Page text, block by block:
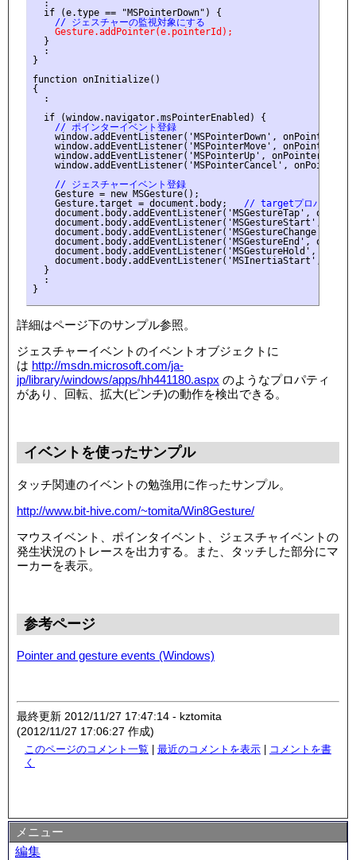
  :
    // ジェスチャーの監視対象にする
    Gesture.addPointer(e.pointerId);
  }
  :
}
function onInitialize()
{
  :
    // ポインターイベント登録
window.addEventListener('MSPointerDown',
window.addEventListener('MSPointerMove',
window.addEventListener('MSPointerUp',
window.addEventListener('MSPointerCancel',
    // ジェスチャーイベント登録
    Gesture = new MSGesture();
    Gesture.target = document.body;
// targetプロパティを
document.body.addEventListener('MSGestureTap',
document.body.addEventListener('MSGestureStart',
document.body.addEventListener('MSGestureChange',
document.body.addEventListener('MSGestureEnd',
document.body.addEventListener('MSGestureHold',
document.body.addEventListener('MSInertiaStart',
  }
  :
}
詳細はページ下のサンプル参照。
ジェスチャーイベントのイベントオブジェクトに
は http://msdn.microsoft.com/ja-
jp/library/windows/apps/hh441180.aspx のようなプロパティ
があり、回転、拡大(ピンチ)の動作を検出できる。
イベントを使ったサンプル
タッチ関連のイベントの勉強用に作ったサンプル。
http://www.bit-hive.com/~tomita/Win8Gesture/
マウスイベント、ポインタイベント、ジェスチャイベントの
発生状況のトレースを出力する。また、タッチした部分にマ
ーカーを表示。
参考ページ
Pointer and gesture events (Windows)
最終更新 2012/11/27 17:47:14 - kztomita
(2012/11/27 17:06:27 作成)
このページのコメント一覧 最近のコメントを表示
コメントを書
く
メニュー
編集